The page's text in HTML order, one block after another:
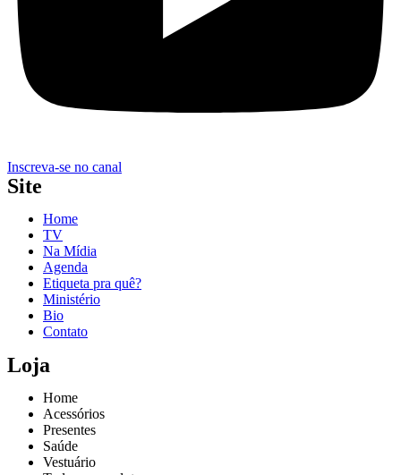
Inscreva-se no canal
Site
Home
TV
Na Mídia
Agenda
Etiqueta pra quê?
Ministério
Bio
Contato
Loja
Home
Acessórios
Presentes
Saúde
Vestuário